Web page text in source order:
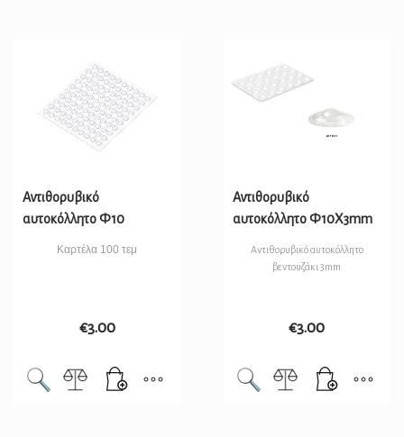
Αντιθορυβικό
αυτοκόλλητο Φ10
Καρτέλα 100 τεμ
€3.00
Αντιθορυβικό
αυτοκόλλητο Φ10Χ3mm
Αντιθορυβικό αυτοκόλλητο
βεντουζάκι 3mm
€3.00